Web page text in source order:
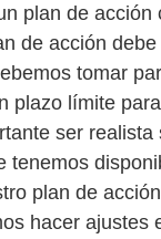
plan de acción
de acción
tomar
plazo límite
ser realista
tenemos
plan de
hacer ajustes